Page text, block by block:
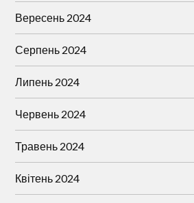
Вересень 2024
Серпень 2024
Липень 2024
Червень 2024
Травень 2024
Квітень 2024